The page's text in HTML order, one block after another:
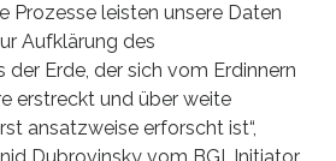
Prozesse leisten unsere Daten
Aufklärung des
der Erde, der sich vom Erdinnern
erstreckt und über weite
ansatzweise erforscht ist“,